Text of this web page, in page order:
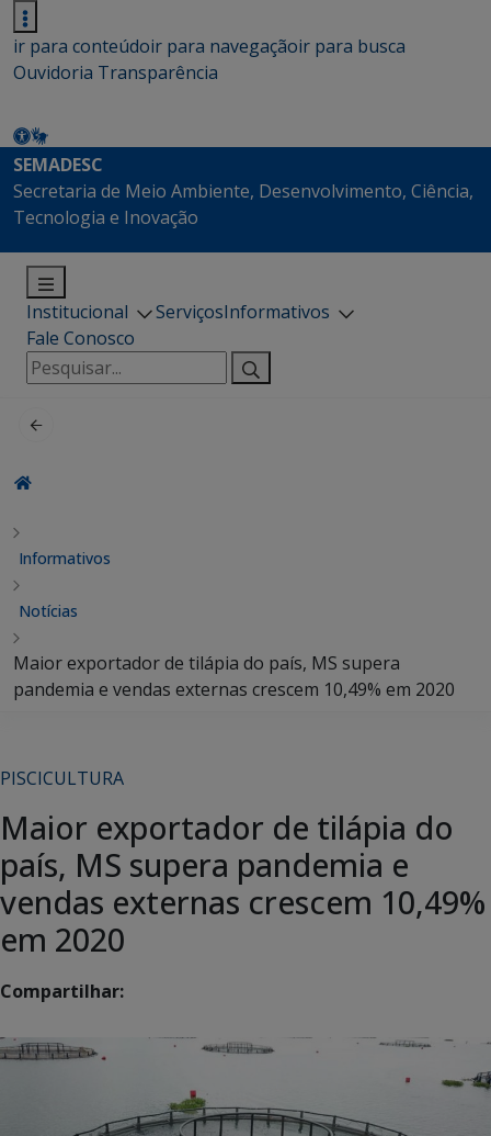
ir para conteúdoir para navegaçãoir para busca
Ouvidoria Transparência
SEMADESC
Secretaria de Meio Ambiente, Desenvolvimento, Ciência,
Tecnologia e Inovação
Institucional ServiçosInformativos
Fale Conosco
Pesquisar
por:
Informativos
Notícias
Maior exportador de tilápia do país, MS supera
pandemia e vendas externas crescem 10,49% em 2020
PISCICULTURA
Maior exportador de tilápia do
país, MS supera pandemia e
vendas externas crescem 10,49%
em 2020
Compartilhar: